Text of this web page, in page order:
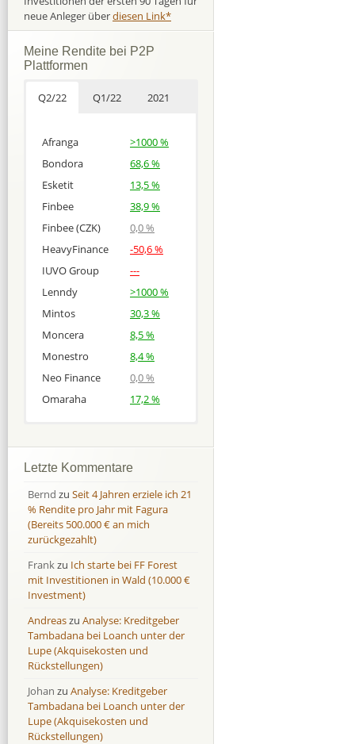
neue Anleger überdiesen Link*
Meine Rendite bei P2P
Plattformen
Q2/22 Q1/22 2021
Afranga
>1000 %
Bondora
68,6 %
Esketit
13,5 %
Finbee
38,9 %
Finbee (CZK)
0,0 %
HeavyFinance
-50,6 %
IUVO Group
---
Lenndy
>1000 %
Mintos
30,3 %
Moncera
8,5 %
Monestro
8,4 %
Neo Finance
0,0 %
Omaraha
17,2 %
Bondora
Finbee
43,2%
Finbee (CZK)
0,0 %
HeavyFinance
IUVO Group
-32,2 %
Lenndy
-314,6 %
Moncera
8,0 %
Monestro
9,1 %
Neo Finance
Omaraha
16,4 %
Bondora
Finbee
35,2%
Finbee (CZK)
0,0 %
HeavyFinance
IUVO Group
-55,0 %
Lenndy
146,5 %
Moncera
11,1 %
Monestro
>1000%
Neo Finance
Omaraha
18,0 %
Letzte Kommentare
Bernd zu Seit 4 Jahren erziele ich 21
% Rendite pro Jahr mit Fagura
(Bereits 500.000 € an mich
zurückgezahlt)
Frankzu Ich starte bei FF Forest
mit Investitionen in Wald (10.000 €
Investment)
Andreaszu Analyse: Kreditgeber
Tambadana bei Loanch unter der
Lupe (Akquisekosten und
Rückstellungen)
Johan zu Analyse: Kreditgeber
Tambadana bei Loanch unter der
Lupe (Akquisekosten und
Rückstellungen)